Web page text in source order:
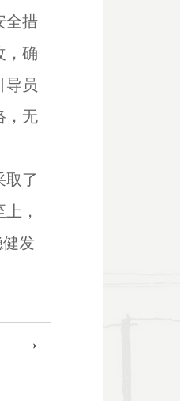
全措
，确
导员
，无
取了
，
发
→